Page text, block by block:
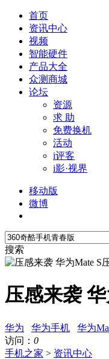
首页
资讯中心
视频
智能硬件
产品大全
众测商城
论坛
资源
求 助
免费换机
活动
i评客
i影·视界
移动版
微博
搜索
压感来袭
华为 华为手机 华为
访问： 0
手机之家 > 资讯中心